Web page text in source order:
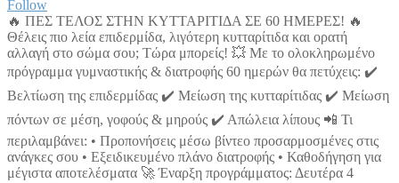
Follow
🔥 ΠΕΣ ΤΕΛΟΣ ΣΤΗΝ ΚΥΤΤΑΡΙΤΙΔΑ ΣΕ 60 ΗΜΕΡΕΣ! 🔥
Θέλεις πιο λεία επιδερμίδα, λιγότερη κυτταρίτιδα και ορατή
αλλαγή στο σώμα σου; Τώρα μπορείς! 💥 Με το ολοκληρωμένο
πρόγραμμα γυμναστικής & διατροφής 60 ημερών θα πετύχεις: ✔️
Βελτίωση της επιδερμίδας ✔️ Μείωση της κυτταρίτιδας ✔️ Μείωση
πόντων σε μέση, γοφούς & μηρούς ✔️ Απώλεια λίπους 📲 Τι
περιλαμβάνει: • Προπονήσεις μέσω βίντεο προσαρμοσμένες στις
ανάγκες σου • Εξειδικευμένο πλάνο διατροφής • Καθοδήγηση για
μέγιστα αποτελέσματα 🚀 Έναρξη προγράμματος: Δευτέρα 4